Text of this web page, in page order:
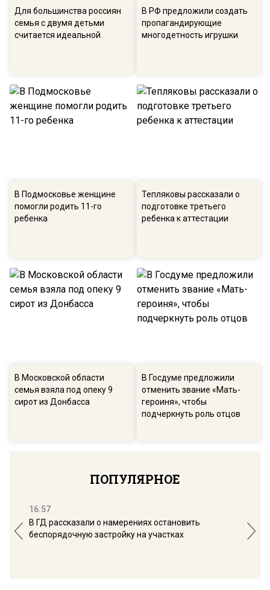
Для большинства россиян
семья с двумя детьми
считается идеальной
В РФ предложили создать
пропагандирующие
многодетность игрушки
В Подмосковье женщине
помогли родить 11-го
ребенка
Тепляковы рассказали о
подготовке третьего
ребенка к аттестации
В Московской области
семья взяла под опеку 9
сирот из Донбасса
В Госдуме предложили
отменить звание «Мать-
героиня», чтобы
подчеркнуть роль отцов
ПОПУЛЯРНОЕ
16:57
В ГД рассказали о намерениях остановить
беспорядочную застройку на участках